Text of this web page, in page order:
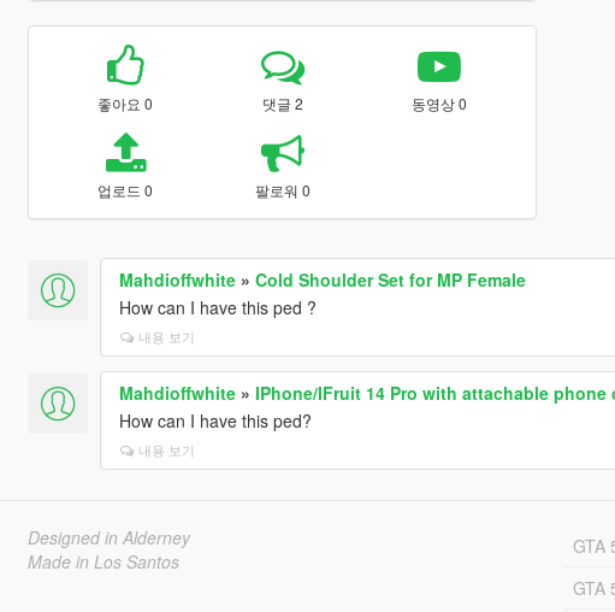
좋아요 0 댓글 2 동영상 0
업로드 0 팔로워 0
Mahdioffwhite» Cold Shoulder Set for MP Female
How can I have this ped ?
내용 보기
Mahdioffwhite» IPhone/IFruit 14 Pro with attachable phone
How can I have this ped?
내용 보기
Designed in Alderney
Made in Los Santos
GTA
GTA